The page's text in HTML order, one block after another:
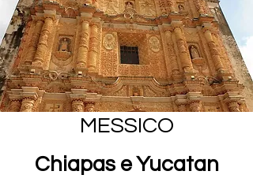
MESSICO
Chiapas e Yucatan